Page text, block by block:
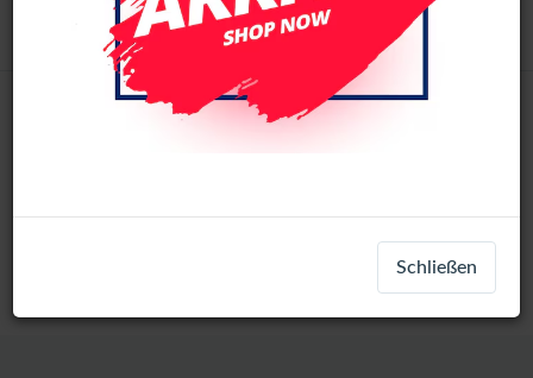
Login Registrieren
Schließen